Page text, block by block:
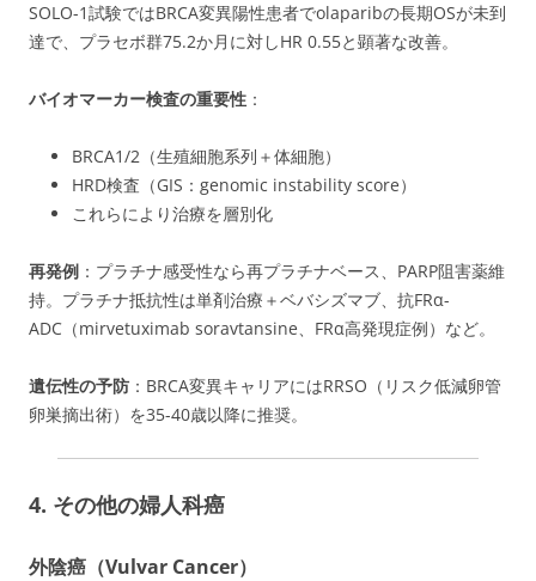
SOLO-1試験ではBRCA変異陽性患者でolaparibの長期OSが未到
達で、プラセボ群75.2か月に対しHR 0.55と顕著な改善。
バイオマーカー検査の重要性 ：
BRCA1/2（生殖細胞系列＋体細胞）
HRD検査（GIS：genomic instability score）
これらにより治療を層別化
再発例 ：プラチナ感受性なら再プラチナベース、PARP阻害薬維
持。プラチナ抵抗性は単剤治療＋ベバシズマブ、抗FRα-
ADC（mirvetuximab soravtansine、FRα高発現症例）など。
遺伝性の予防 ：BRCA変異キャリアにはRRSO（リスク低減卵管
卵巣摘出術）を35-40歳以降に推奨。
4. その他の婦人科癌
外陰癌（Vulvar Cancer）